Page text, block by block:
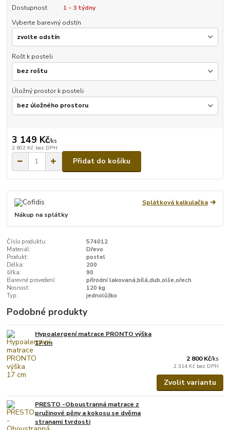
Dostupnost
1 - 3 týdny
Vyberte barevný odstín
Rošt k posteli
Úložný prostor k posteli
3 149 Kč/ks
2 602 Kč bez DPH
Přidat do košíku
Splátková kalkulačka
Nákup na splátky
Číslo produktu:
574012
Materiál:
Dřevo
Produkt:
postel
Délka:
200
šířka:
90
Barevné provedení:
přírodní lakovaná,bílá,dub,olše,ořech
Nosnost:
120 kg
Typ:
jednolůžko
Podobné produkty
Hypoalergení matrace PRONTO výška
17 cm
2 800 Kč/ks
2 314 Kč bez DPH
Zvolit variantu
PRESTO -Oboustranná matrace z
pružinové pěny a kokosu se dvěma
stranami tvrdosti